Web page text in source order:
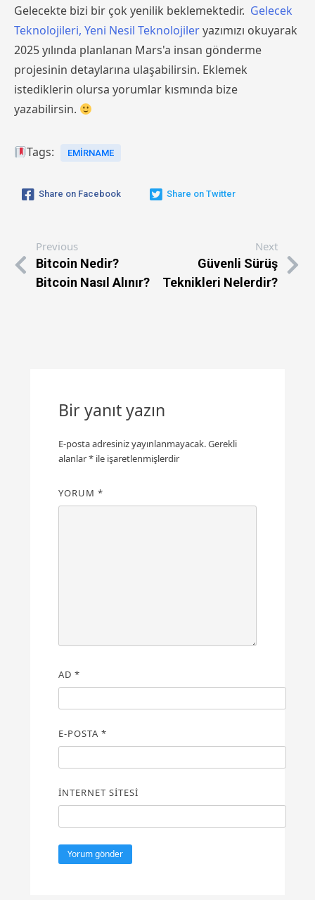
Gelecekte bizi bir çok yenilik beklemektedir. Gelecek
Teknolojileri, Yeni Nesil Teknolojileryazımızı okuyarak
2025 yılında planlanan Mars'a insan gönderme
projesinin detaylarına ulaşabilirsin. Eklemek
istediklerin olursa yorumlar kısmında bize
yazabilirsin.
Tags: EMIRNAME
Share on Facebook Share on Twitter
Previous
Bitcoin Nedir?
Bitcoin Nasıl Alınır?
Next
Güvenli Sürüş
Teknikleri Nelerdir?
Bir yanıt yazın
E-posta adresiniz yayınlanmayacak.Gerekli
alanlar*ile işaretlenmişlerdir
YORUM *
AD *
E-POSTA *
İNTERNET SITESI